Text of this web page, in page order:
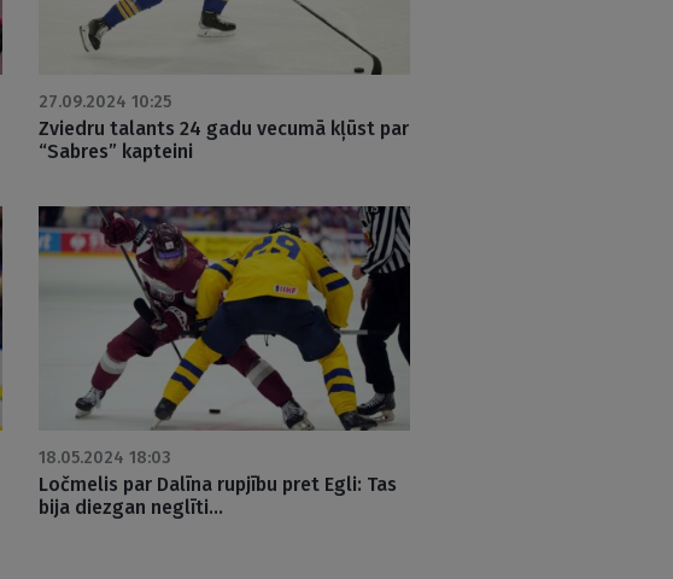
27.09.2024 10:25
Zviedru talants 24 gadu vecumā kļūst par
“Sabres” kapteini
18.05.2024 18:03
Ločmelis par Dalīna rupjību pret Egli: Tas
bija diezgan neglīti…